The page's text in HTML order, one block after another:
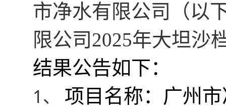
市净水有限公司（以
限公司2025年大坦沙
结果公告如下：
1、 项目名称：广州